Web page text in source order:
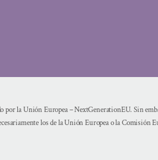
por la Unión Europea – NextGenerationEU. Sin
los de la Unión Europea o la